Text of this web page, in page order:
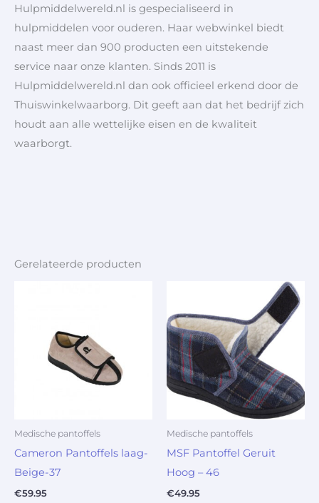
Hulpmiddelwereld.nl is gespecialiseerd in
hulpmiddelen voor ouderen. Haar webwinkel biedt
naast meer dan 900 producten een uitstekende
service naar onze klanten. Sinds 2011 is
Hulpmiddelwereld.nl dan ook officieel erkend door de
Thuiswinkelwaarborg. Dit geeft aan dat het bedrijf zich
houdt aan alle wettelijke eisen en de kwaliteit
waarborgt.
Gerelateerde producten
Medische pantoffels
Cameron Pantoffels laag-
Beige-37
€59.95
Medische pantoffels
MSF Pantoffel Geruit
Hoog – 46
€49.95